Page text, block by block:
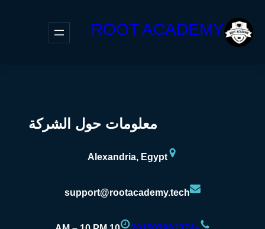
ROOT ACADEMY
معلومات حول الشركة
Alexandria, Egypt
support@rootacademy.tech